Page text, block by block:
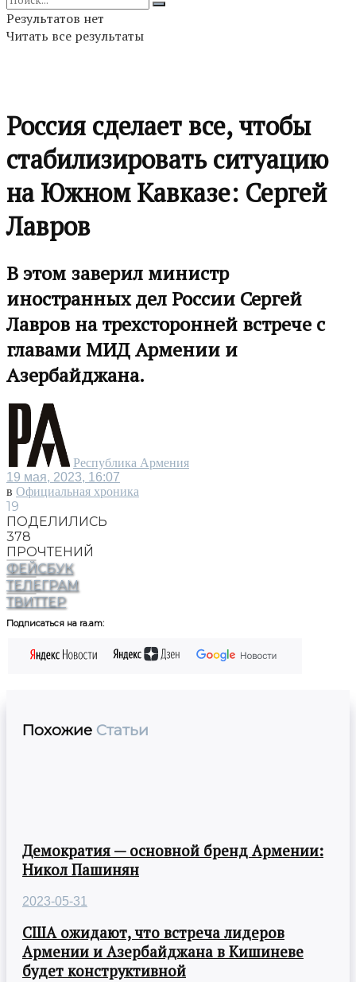
Результатов нет
Читать все результаты
Россия сделает все, чтобы
стабилизировать ситуацию
на Южном Кавказе: Сергей
Лавров
В этом заверил министр
иностранных дел России Сергей
Лавров на трехсторонней встрече с
главами МИД Армении и
Азербайджана.
Республика Армения
19 мая, 2023, 16:07
в Официальная хроника
19
ПОДЕЛИЛИСЬ
378
ПРОЧТЕНИЙ
ФЕЙСБУК
ТЕЛЕГРАМ
ТВИТТЕР
Подписаться на ra.am:
Похожие Статьи
Демократия — основной бренд Армении:
Никол Пашинян
2023-05-31
США ожидают, что встреча лидеров
Армении и Азербайджана в Кишиневе
будет конструктивной